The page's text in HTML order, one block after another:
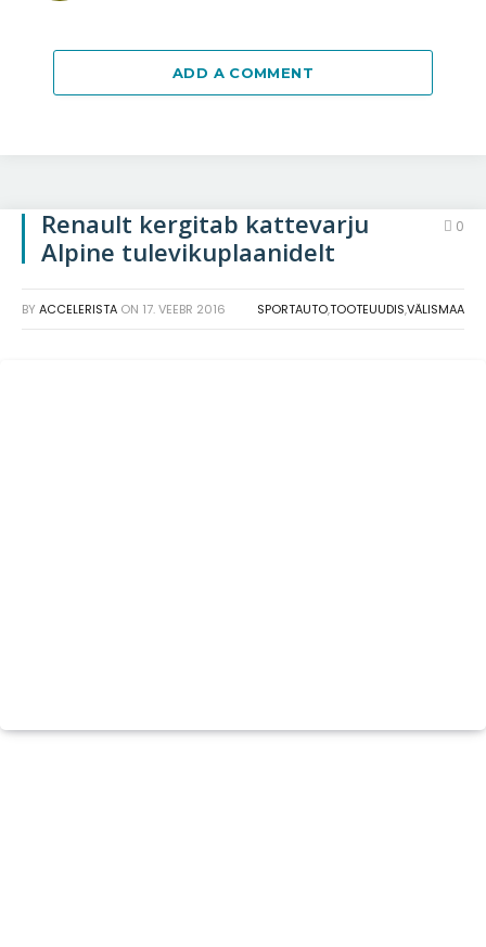
ADD A COMMENT
Renault kergitab kattevarju
Alpine tulevikuplaanidelt
0
BY ACCELERISTA ON 17. VEEBR 2016 SPORTAUTO,TOOTEUUDIS,VÄLISMAA